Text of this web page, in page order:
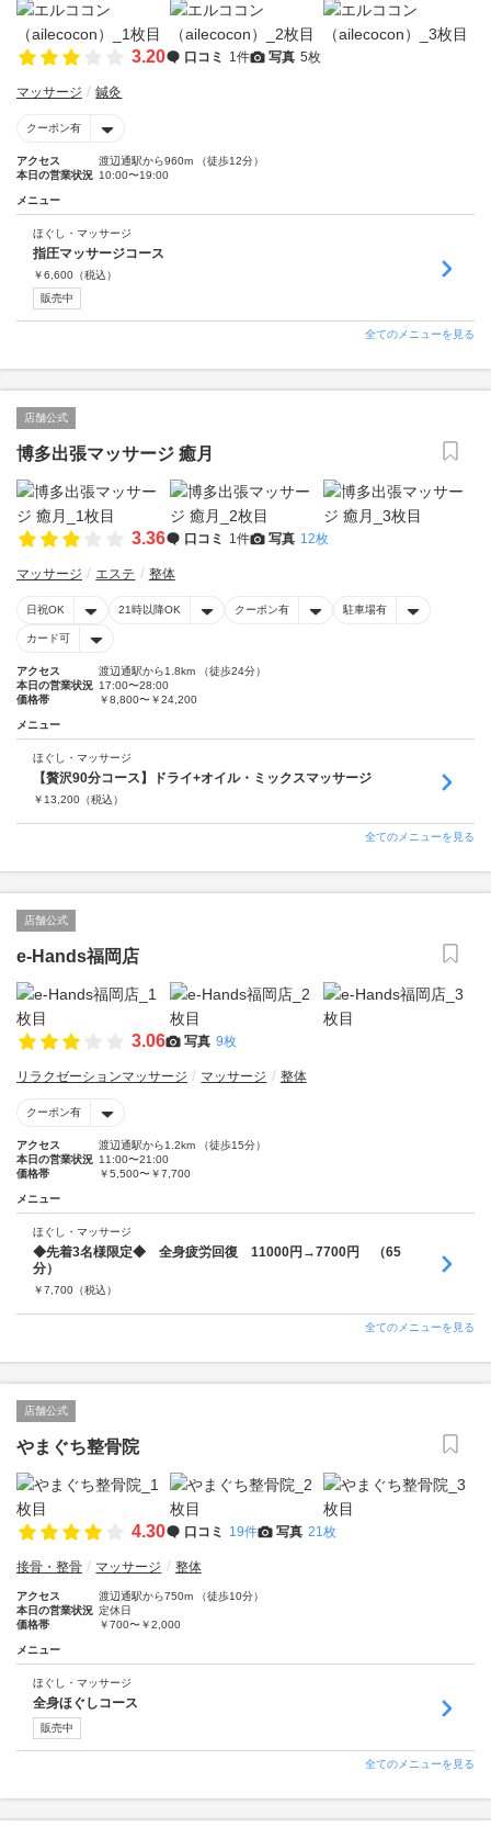
3.20 口コミ 1件 写真 5枚
マッサージ 鍼灸
クーポン有
アクセス
渡辺通駅から960m （徒歩12分）
本日の営業状況 10:00〜19:00
メニュー
ほぐし・マッサージ
指圧マッサージコース
￥6,600 （税込）
販売中
全てのメニューを見る
店舗公式
博多出張マッサージ 癒月
3.36 口コミ 1件 写真 12枚
マッサージ エステ 整体
日祝OK 21時以降OK クーポン有 駐車場有
カード可
アクセス
渡辺通駅から1.8km （徒歩24分）
本日の営業状況 17:00〜28:00
価格帯
￥8,800〜￥24,200
メニュー
ほぐし・マッサージ
【贅沢90分コース】ドライ+オイル・ミックスマッサージ
￥ 13,200 （税込）
全てのメニューを見る
店舗公式
e-Hands福岡店
3.06 写真 9枚
リラクゼーションマッサージ マッサージ 整体
クーポン有
アクセス
渡辺通駅から1.2km （徒歩15分）
本日の営業状況 11:00〜21:00
価格帯
￥5,500〜￥7,700
メニュー
ほぐし・マッサージ
◆先着3名様限定◆ 全身疲労回復 11000円→7700円 （65
分）
￥7,700 （税込）
全てのメニューを見る
店舗公式
やまぐち整骨院
4.30 口コミ 19件 写真 21枚
接骨・整骨 マッサージ 整体
アクセス
渡辺通駅から750m （徒歩10分）
本日の営業状況 定休日
価格帯
￥700〜￥2,000
メニュー
ほぐし・マッサージ
全身ほぐしコース
販売中
全てのメニューを見る